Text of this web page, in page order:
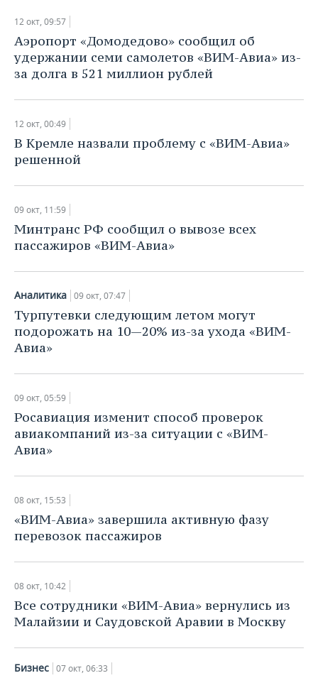
12 окт, 09:57
Аэропорт «Домодедово» сообщил об
удержании семи самолетов «ВИМ-Авиа» из-
за долга в 521 миллион рублей
12 окт, 00:49
В Кремле назвали проблему с «ВИМ-Авиа»
решенной
09 окт, 11:59
Минтранс РФ сообщил о вывозе всех
пассажиров «ВИМ-Авиа»
Аналитика 09 окт, 07:47
Турпутевки следующим летом могут
подорожать на 10—20% из-за ухода «ВИМ-
Авиа»
09 окт, 05:59
Росавиация изменит способ проверок
авиакомпаний из-за ситуации с «ВИМ-
Авиа»
08 окт, 15:53
«ВИМ-Авиа» завершила активную фазу
перевозок пассажиров
08 окт, 10:42
Все сотрудники «ВИМ-Авиа» вернулись из
Малайзии и Саудовской Аравии в Москву
Бизнес 07 окт, 06:33